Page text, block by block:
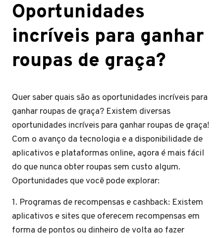
Oportunidades
incríveis para ganhar
roupas de graça?
Quer saber quais são as oportunidades incríveis para
ganhar roupas de graça? Existem diversas
oportunidades incríveis para ganhar roupas de graça!
Com o avanço da tecnologia e a disponibilidade de
aplicativos e plataformas online, agora é mais fácil
do que nunca obter roupas sem custo algum.
Oportunidades que você pode explorar:
1. Programas de recompensas e cashback: Existem
aplicativos e sites que oferecem recompensas em
forma de pontos ou dinheiro de volta ao fazer